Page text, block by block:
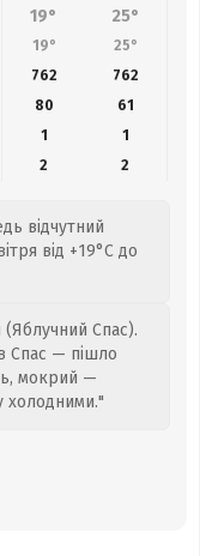
19° 25°
19° 25°
762 762
80
61
1
1
2 2
відчутний
від +19°C до
Спас).
Спас — пішло
мокрий —
холодними."